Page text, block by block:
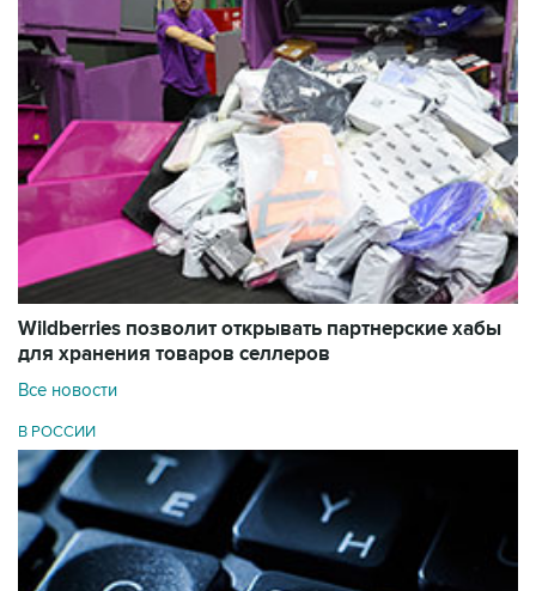
Wildberries позволит открывать партнерские хабы
для хранения товаров селлеров
Все новости
В РОССИИ